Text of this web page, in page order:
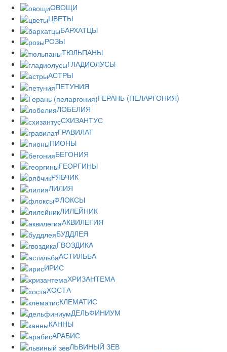
ОВОЩИ
ЦВЕТЫ
БАРХАТЦЫ
РОЗЫ
ТЮЛЬПАНЫ
ГЛАДИОЛУСЫ
АСТРЫ
ПЕТУНИЯ
ГЕРАНЬ (ПЕЛАРГОНИЯ)
ЛОБЕЛИЯ
СХИЗАНТУС
ГРАВИЛАТ
ПИОНЫ
БЕГОНИЯ
ГЕОРГИНЫ
РЯБЧИК
ЛИЛИЯ
ФЛОКСЫ
ЛИЛЕЙНИК
АКВИЛЕГИЯ
БУДДЛЕЯ
ГВОЗДИКА
АСТИЛЬБА
ИРИС
ХРИЗАНТЕМА
ХОСТА
КЛЕМАТИС
ДЕЛЬФИНИУМ
КАННЫ
АРАБИС
ЛЬВИНЫЙ ЗЕВ